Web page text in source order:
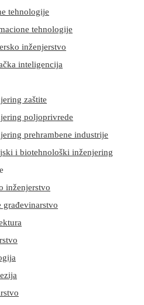
tehnologije
tehnologije
inženjerstvo
inteligencija
zaštite
poljoprivrede
prehrambene industrije
i biotehnološki inženjering
inženjerstvo
građevinarstvo